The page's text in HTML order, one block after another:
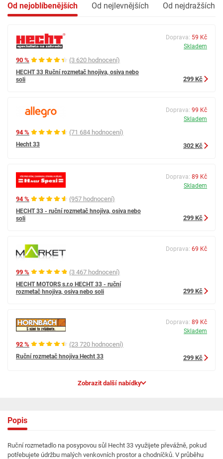
Od nejoblíbenějších Od nejlevnějších Od nejdražších
90 % (3 620 hodnocení)
HECHT 33 Ruční rozmetač hnojiva, osiva nebo
soli
Doprava: 59 Kč
Skladem
299 Kč
94 % (71 684 hodnocení)
Hecht 33
Doprava: 99 Kč
Skladem
302 Kč
94 % (957 hodnocení)
HECHT 33 - ruční rozmetač hnojiva, osiva nebo
soli
Doprava: 89 Kč
Skladem
299 Kč
99 % (3 467 hodnocení)
HECHT MOTORS s.r.o HECHT 33 - ruční
rozmetač hnojiva, osiva nebo soli
Doprava: 69 Kč
299 Kč
92 % (23 720 hodnocení)
Ruční rozmetač hnojiva Hecht 33
Doprava: 89 Kč
Skladem
299 Kč
Zobrazit další nabídky
Popis
Ruční rozmetadlo na posypovou sůl Hecht 33 využijete převážně, pokud
potřebujete údržbu malých venkovních prostor a chodníčků. V průběhu